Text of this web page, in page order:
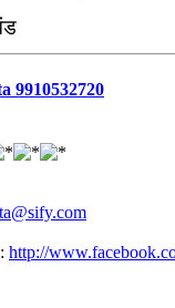
9910532720
http://